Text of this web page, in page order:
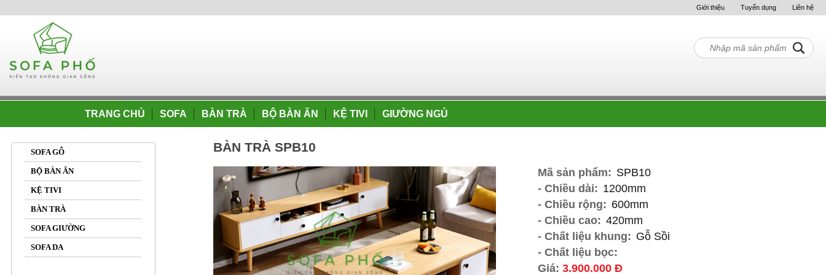
Giới thiệu Tuyển dụng Liên hệ
TRANG CHỦ SOFA BÀN TRÀ BỘ BÀN ĂN KỆ TIVI GIƯỜNG NGỦ
SOFA GỖ
BỘ BÀN ĂN
KỆ TIVI
BÀN TRÀ
SOFA GIƯỜNG
SOFA DA
BÀN TRÀ SPB10
Mã sản phẩm: SPB10
- Chiều dài: 1200mm
- Chiều rộng: 600mm
- Chiều cao: 420mm
- Chất liệu khung: Gỗ Sồi
- Chất liệu bọc:
Giá: 3.900.000 Đ